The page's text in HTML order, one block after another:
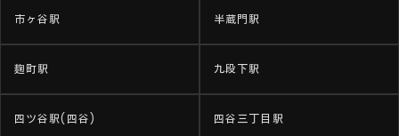
市ヶ谷駅 半蔵門駅
麹町駅 九段下駅
四ツ谷駅(四谷) 四谷三丁目駅